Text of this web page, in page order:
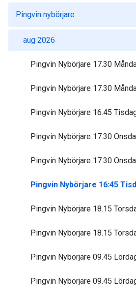
Pingvin nybörjare
aug 2026
Pingvin Nybörjare 17.30
Pingvin Nybörjare 17.30
Pingvin Nybörjare 16.45
Pingvin Nybörjare 17.30
Pingvin Nybörjare 17.30
Pingvin Nybörjare 16:45
Pingvin Nybörjare 18.15
Pingvin Nybörjare 18.15
Pingvin Nybörjare 09.45
Pingvin Nybörjare 09.45